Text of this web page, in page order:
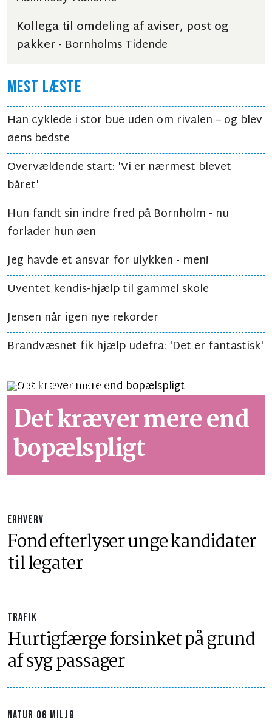
Kollega til omdeling af aviser, post og
pakker- Bornholms Tidende
MEST LÆSTE
Han cyklede i stor bue uden om rivalen – og blev
øens bedste
Overvældende start: 'Vi er nærmest blevet
båret'
Hun fandt sin indre fred på Bornholm - nu
forlader hun øen
Jeg havde et ansvar for ulykken - men!
Uventet kendis-hjælp til gammel skole
Jensen når igen nye rekorder
Brandvæsnet fik hjælp udefra: 'Det er fantastisk'
SYNSPUNKTLÆSETID 2 MIN.
Det kræver mere end
bopælspligt
ERHVERV
Fond efterlyser unge kandidater
til legater
TRAFIK
Hurtigfærge forsinket på grund
af syg passager
NATUR OG MILJØ